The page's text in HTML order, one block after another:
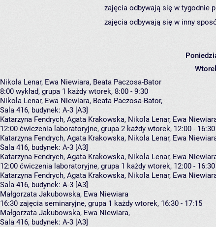
zajęcia odbywają się w tygodnie
zajęcia odbywają się w inny
Nikola Lenar, Ewa Niewiara, Beata Paczosa-Bator
8:00 wykład, grupa 1 każdy wtorek, 8:00 - 9:30
Nikola Lenar, Ewa Niewiara, Beata Paczosa-Bator,
Sala 416, budynek: A-3 [A3]
Katarzyna Fendrych, Agata Krakowska, Nikola Lenar, Ewa
12:00 ćwiczenia laboratoryjne, grupa 2 każdy wtorek, 12:00 - 16:30
Katarzyna Fendrych, Agata Krakowska, Nikola Lenar, Ewa
Sala 416, budynek: A-3 [A3]
Katarzyna Fendrych, Agata Krakowska, Nikola Lenar, Ewa
12:00 ćwiczenia laboratoryjne, grupa 1 każdy wtorek, 12:00 - 16:30
Katarzyna Fendrych, Agata Krakowska, Nikola Lenar, Ewa
Sala 416, budynek: A-3 [A3]
Małgorzata Jakubowska, Ewa Niewiara
16:30 zajęcia seminaryjne, grupa 1 każdy wtorek, 16:30 - 17:15
Małgorzata Jakubowska, Ewa Niewiara,
Sala 416, budynek: A-3 [A3]